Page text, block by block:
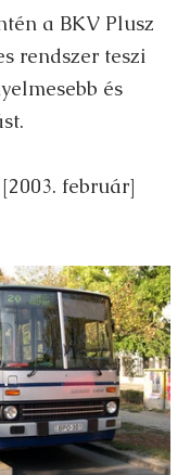
a BKV Plusz
rendszer teszi
és
február]